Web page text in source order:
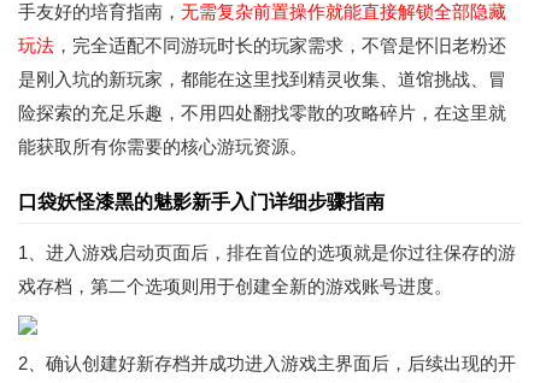
手友好的培育指南， 无需复杂前置操作就能直接解锁全部隐藏
玩法 ，完全适配不同游玩时长的玩家需求，不管是怀旧老粉还
是刚入坑的新玩家，都能在这里找到精灵收集、道馆挑战、冒
险探索的充足乐趣，不用四处翻找零散的攻略碎片，在这里就
能获取所有你需要的核心游玩资源。
口袋妖怪漆黑的魅影新手入门详细步骤指南
1、进入游戏启动页面后，排在首位的选项就是你过往保存的游
戏存档，第二个选项则用于创建全新的游戏账号进度。
2、确认创建好新存档并成功进入游戏主界面后，后续出现的开